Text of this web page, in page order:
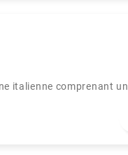
italienne comprenant un